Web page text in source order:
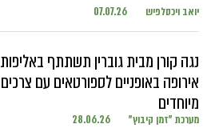
יואב ויכסלפיש 07.07.26
נגה קורן מבית גוברין תשתתף באליפות
אירופה באופניים לספורטאים עם צרכים
מיוחדים
מערכת "זמן קיבוץ" 28.06.26